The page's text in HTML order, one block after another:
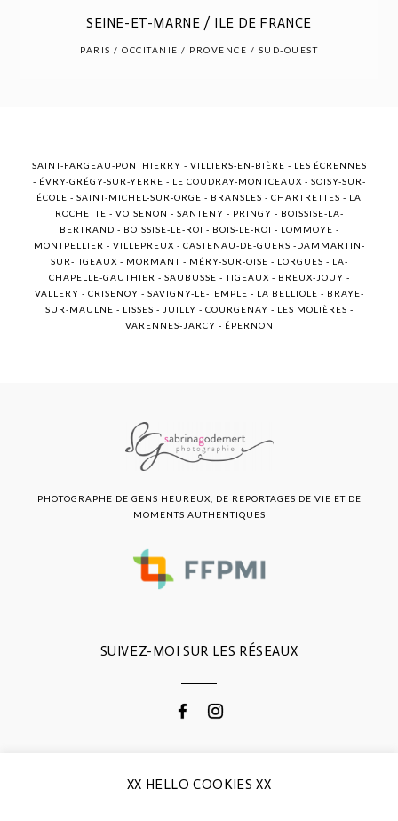
POST COMMENT
SEINE-ET-MARNE / ILE DE FRANCE
PARIS / OCCITANIE / PROVENCE / SUD-OUEST
SAINT-FARGEAU-PONTHIERRY - VILLIERS-EN-BIÈRE - LES ÉCRENNES
- ÉVRY-GRÉGY-SUR-YERRE - LE COUDRAY-MONTCEAUX - SOISY-SUR-
ÉCOLE - SAINT-MICHEL-SUR-ORGE - BRANSLES - CHARTRETTES - LA
ROCHETTE - VOISENON - SANTENY - PRINGY - BOISSISE-LA-
BERTRAND - BOISSISE-LE-ROI - BOIS-LE-ROI - LOMMOYE -
MONTPELLIER - VILLEPREUX - CASTENAU-DE-GUERS -DAMMARTIN-
SUR-TIGEAUX - MORMANT - MÉRY-SUR-OISE - LORGUES - LA-
CHAPELLE-GAUTHIER - SAUBUSSE - TIGEAUX - BREUX-JOUY -
VALLERY - CRISENOY - SAVIGNY-LE-TEMPLE - LA BELLIOLE - BRAYE-
SUR-MAULNE - LISSES - JUILLY - COURGENAY - LES MOLIÈRES -
VARENNES-JARCY - ÉPERNON
SUIVEZ-MOI SUR LES RÉSEAUX
PHOTOGRAPHE DE GENS HEUREUX, DE REPORTAGES DE VIE ET DE
MOMENTS AUTHENTIQUES
CONTACTEZ-MOI
XX HELLO COOKIES XX